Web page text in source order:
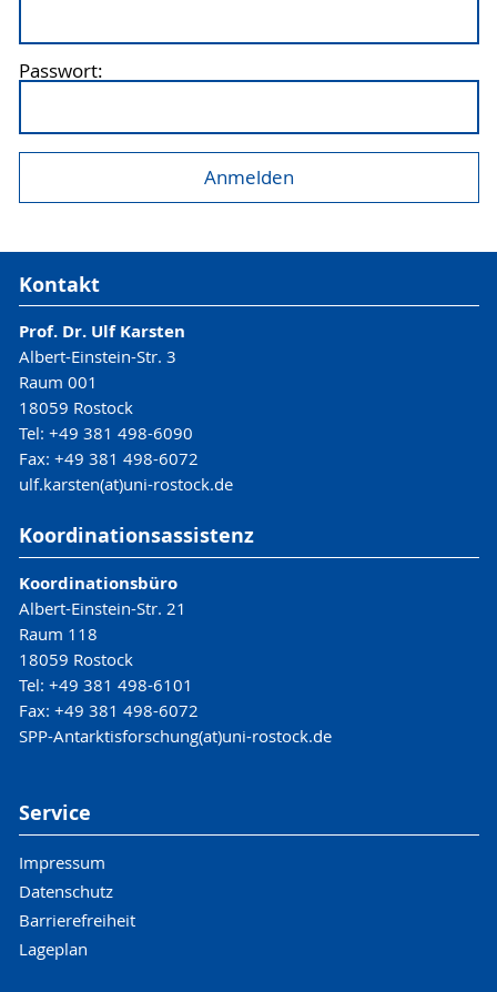
Passwort:
Kontakt
Prof. Dr. Ulf Karsten
Albert-Einstein-Str. 3
Raum 001
18059 Rostock
Tel: +49 381 498-6090
Fax: +49 381 498-6072
ulf.karsten(at)uni-rostock.de
Koordinationsassistenz
Koordinationsbüro
Albert-Einstein-Str. 21
Raum 118
18059 Rostock
Tel: +49 381 498-6101
Fax: +49 381 498-6072
SPP-Antarktisforschung(at)uni-rostock.de
Service
Impressum
Datenschutz
Barrierefreiheit
Lageplan